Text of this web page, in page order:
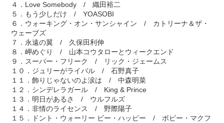
４．Love Somebody / 織田裕二
５．もう少しだけ / YOASOBI
６．ウォーキング・オン・サンシャイン / カトリーナ＆ザ・
ウェーブズ
７．永遠の翼 / 久保田利伸
８．岬めぐり / 山本コウタローとウィークエンド
９．スーパー・フリーク / リック・ジェームス
１０．ジュリーがライバル / 石野真子
１１．飾りじゃないのよ涙は / 中森明菜
１２．シンデレラガール / King & Prince
１３．明日があるさ / ウルフルズ
１４．非情のライセンス / 野際陽子
１５．ドント・ウォーリー ビー・ハッピー / ボビー・マクフ